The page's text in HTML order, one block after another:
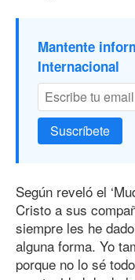
Mantente
Internacional
Suscríbete
Según reveló el
Cristo a sus
siempre les he
alguna forma. Yo
porque no lo sé